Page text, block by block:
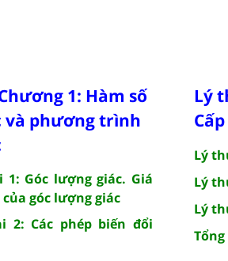
1: Hàm số
và phương trình
1: Góc lượng giác. Giá
góc lượng giác
2: Các phép biến đổi
Lý
Lý
Lý
Lý